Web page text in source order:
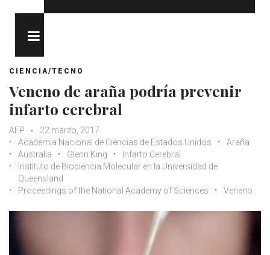
CIENCIA/TECNO
Veneno de araña podría prevenir
infarto cerebral
AFP
22 marzo, 2017
Academia Nacional de Ciencias de Estados Unidos
Araña
Australia
Glenn King
Infarto Cerebral
Instituto de Biociencia Molecular en la Universidad de
Queensland
Proceedings of the National Academy of Sciences
Veneno